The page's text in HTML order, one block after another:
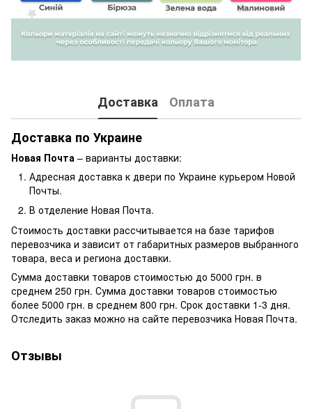
Доставка
Оплата
Доставка по Украине
Новая Почта – варианты доставки:
Адресная доставка к двери по Украине курьером Новой
Почты.
В отделение Новая Почта.
Стоимость доставки рассчитывается на базе тарифов
перевозчика и зависит от габаритных размеров выбранного
товара, веса и региона доставки.
Сумма доставки товаров стоимостью до 5000 грн. в
среднем 250 грн. Сумма доставки товаров стоимостью
более 5000 грн. в среднем 800 грн. Срок доставки 1-3 дня.
Отследить заказ можно на сайте перевозчика Новая Почта.
Отзывы